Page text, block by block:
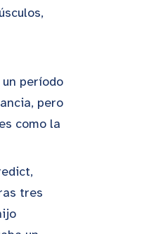
período
pero
como la
tres